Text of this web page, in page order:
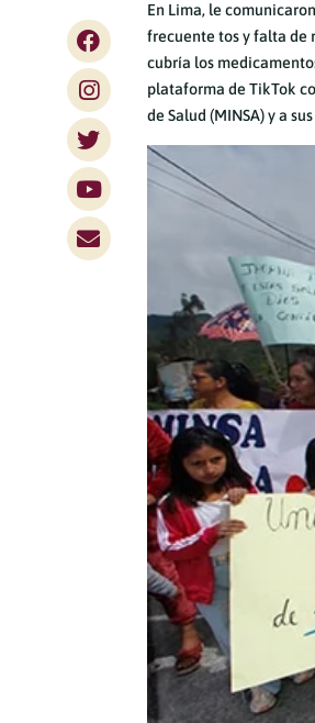
En Lima, le
frecuente tos y falta de
cubría los
plataforma de TikTok
de Salud (MINSA) y a